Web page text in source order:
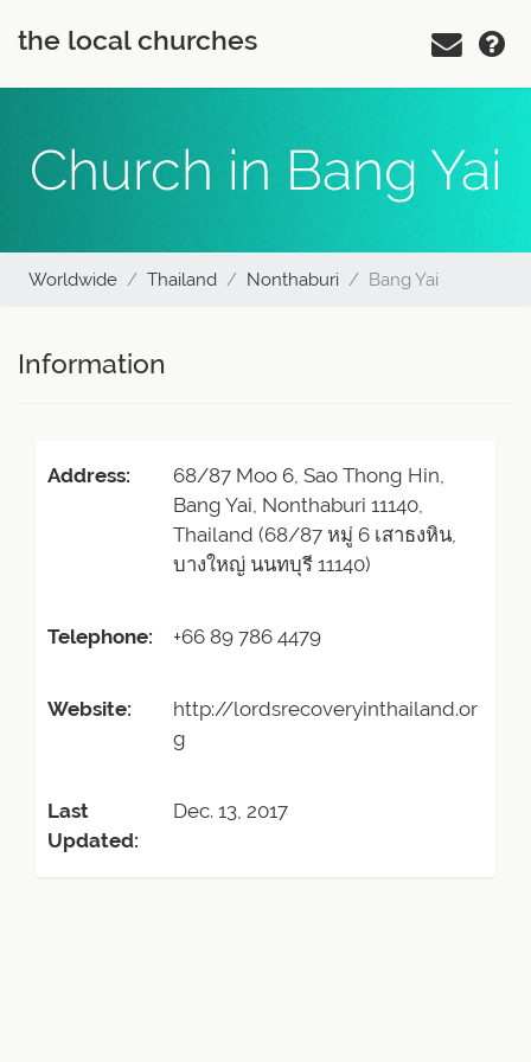
the local churches
Church in Bang Yai
Worldwide Thailand Nonthaburi Bang Yai
Information
Address:
68/87 Moo 6, Sao Thong Hin,
Bang Yai, Nonthaburi 11140,
Thailand (68/87 หมู่ 6 เสาธงหิน,
บางใหญ่ นนทบุรี 11140)
Telephone: +66 89 786 4479
Website:
http://lordsrecoveryinthailand.or
g
Last
Updated:
Dec. 13, 2017